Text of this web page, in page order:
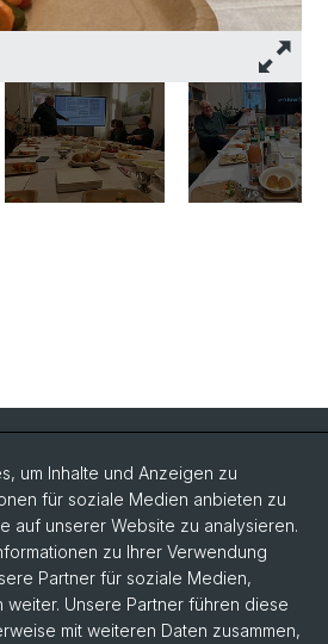
um Inhalte und Anzeigen zu
für soziale Medien anbieten zu
auf unserer Website zu analysieren.
zu Ihrer Verwendung
Partner für soziale Medien,
weiter. Unsere Partner führen diese
mit weiteren Daten zusammen,